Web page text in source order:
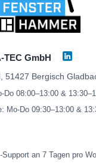
TEC GmbH
51427 Bergisch
08:00–13:00 &
Mo-Do 09:30–13:00 &
an 7 Tagen pro